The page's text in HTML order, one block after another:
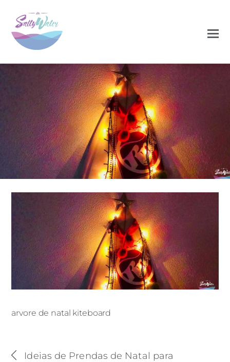
DEZEMBRO 13, 2020 0 0
capa-1-1170×550
arvore de natal kiteboard
Ideias de Prendas de Natal para